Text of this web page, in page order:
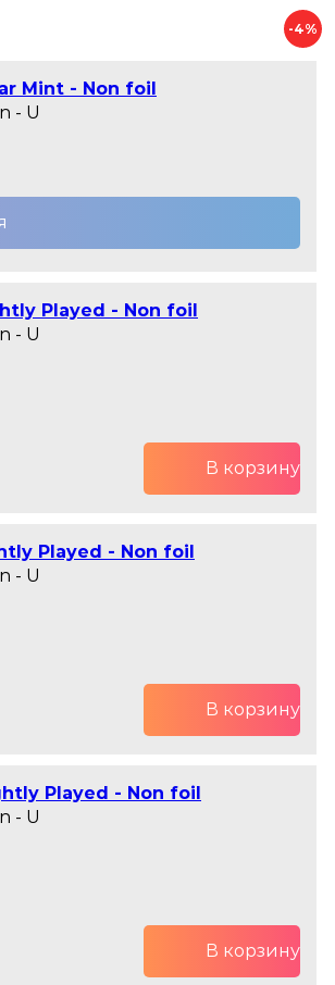
-4%
Mint - Non foil
- U
Played - Non foil
- U
В корзину
Played - Non foil
- U
В корзину
Played - Non foil
- U
В корзину